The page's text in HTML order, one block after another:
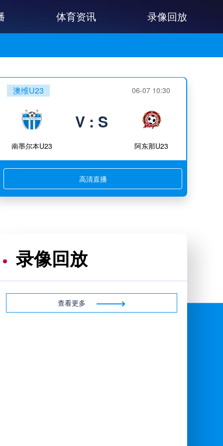
体育资讯 录像回放
澳维U23 06-07 10:30
南墨尔本U23
V : S
阿东那U23
高清直播
录像回放
查看更多